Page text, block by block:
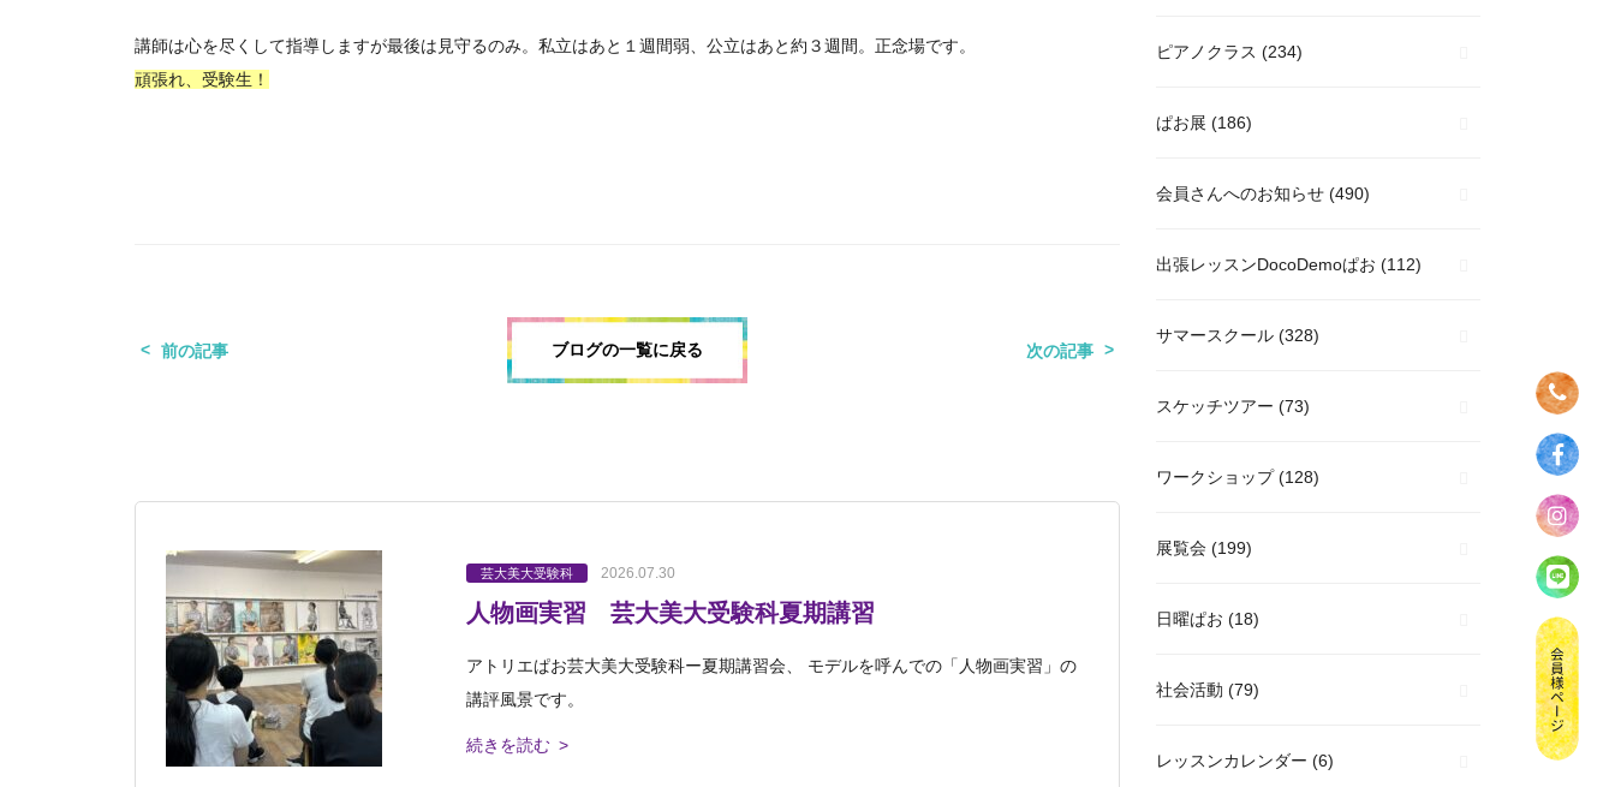
講師は心を尽くして指導しますが最後は見守るのみ。私立はあと１週間弱、公立はあと約３週間。正念場です。
頑張れ、受験生！
前の記事 ブログの一覧に戻る 次の記事
芸大美大受験科 2026.07.30
人物画実習 芸大美大受験科夏期講習
アトリエぱお芸大美大受験科ー夏期講習会、 モデルを呼んでの「人物画実習」の
講評風景です。
続きを読む >
ピアノクラス (234)
ぱお展 (186)
会員さんへのお知らせ (490)
出張レッスンDocoDemoぱお (112)
サマースクール (328)
スケッチツアー (73)
ワークショップ(128)
展覧会 (199)
日曜ぱお (18)
社会活動 (79)
レッスンカレンダー (6)